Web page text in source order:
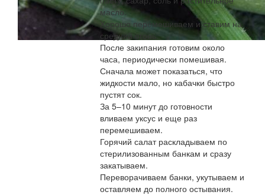
масло.
Хорошо перемешиваем и ставим на
средний огонь.
После закипания готовим около
часа, периодически помешивая.
Сначала может показаться, что
жидкости мало, но кабачки быстро
пустят сок.
За 5–10 минут до готовности
вливаем уксус и еще раз
перемешиваем.
Горячий салат раскладываем по
стерилизованным банкам и сразу
закатываем.
Переворачиваем банки, укутываем и
оставляем до полного остывания.